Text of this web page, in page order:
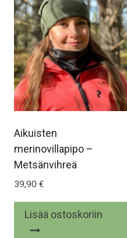
Aikuisten
merinovillapipo –
Metsänvihreä
39,90 €
Lisää ostoskoriin